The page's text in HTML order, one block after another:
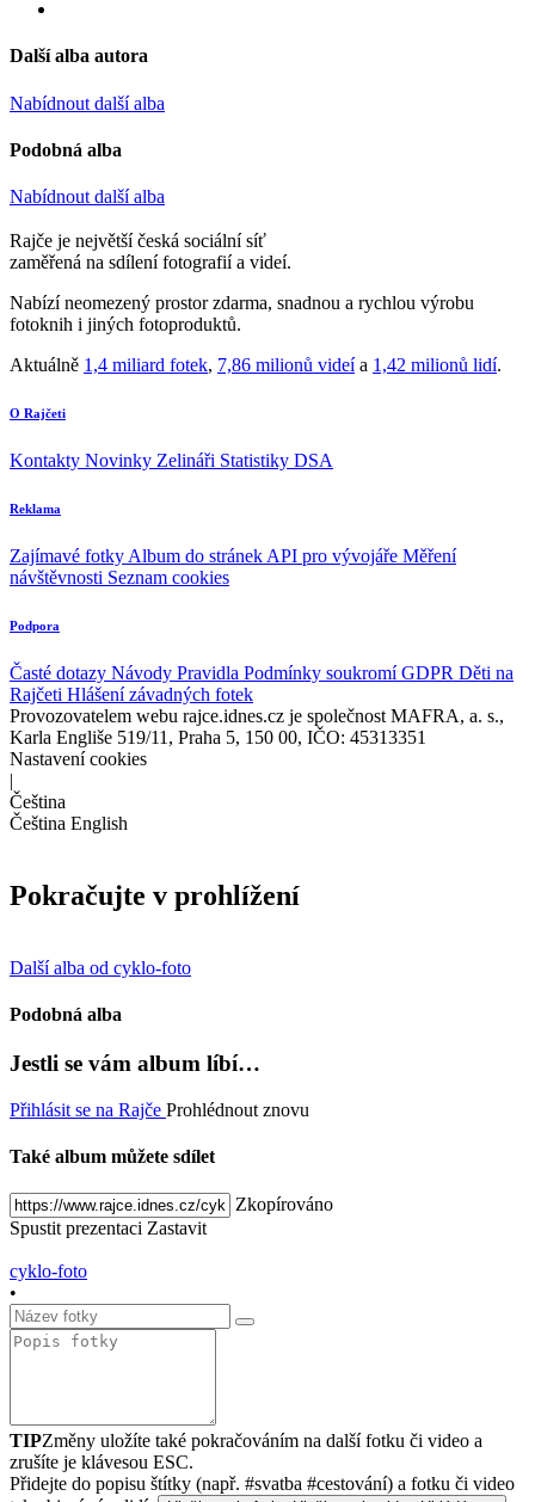
Další alba autora
Nabídnout další alba
Podobná alba
Nabídnout další alba
Rajče je největší česká sociální síť
zaměřená na sdílení fotografií a videí.
Nabízí neomezený prostor zdarma, snadnou a rychlou výrobu
fotoknih i jiných fotoproduktů.
Aktuálně 1,4 miliard fotek, 7,86 milionů videía 1,42 milionů lidí.
O Rajčeti
Kontakty Novinky Zelináři Statistiky DSA
Reklama
Zajímavé fotky Album do stránek API pro vývojáře Měření
návštěvnosti Seznam cookies
Podpora
Časté dotazy Návody Pravidla Podmínky soukromíGDPR Děti na
Rajčeti Hlášení závadných fotek
Provozovatelem webu rajce.idnes.cz je společnost MAFRA, a. s.,
Karla Engliše 519/11, Praha 5, 150 00, IČO: 45313351
Nastavení cookies
|
Čeština
Čeština English
Pokračujte v prohlížení
Další alba od cyklo-foto
Podobná alba
Jestli se vám album líbí…
Přihlásit se na Rajče Prohlédnout znovu
Také album můžete sdílet
Zkopírováno
Spustit prezentaci Zastavit
cyklo-foto
•
TIPZměny uložíte také pokračováním na další fotku či video a
zrušíte je klávesou ESC.
Přidejte do popisu štítky (např. #svatba #cestování) a fotku či video